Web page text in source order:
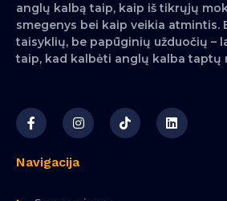
anglų kalbą taip, kaip iš tikrųjų
smegenys bei kaip veikia atmintis.
taisyklių, be papūginių užduočių –
taip, kad kalbėti anglų kalba taptų
Navigacija